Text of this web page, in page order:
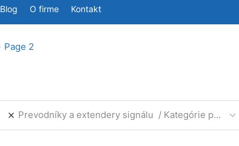
Blog O firme Kontakt
Page 2
Prevodníky a extendery signálu Kategórie produktov